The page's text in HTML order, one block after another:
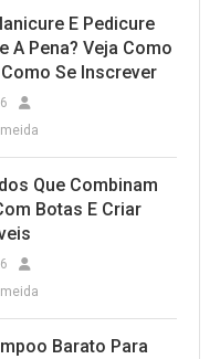
E Pedicure
A Pena? Veja Como
Se Inscrever
Que Combinam
Botas E Criar
Barato Para